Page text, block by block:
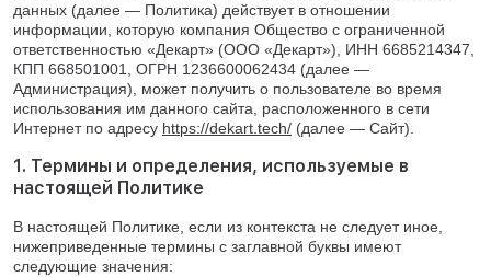
Контакты
Наличие на складе
Получить расчет
Ж/Д опоры контактной сети
Мачты сотовой связи
Опоры ЛЭП
Светофорные опоры
Прожекторные мачты
Кронштейны
Винтовые сваи
Рамные опоры для дорожных знаков
Брянск
Великий Новгород
Владивосток
Волгоград
Воронеж
Екатеринбург
данных (далее — Политика) действует в отношении
информации, которую компания Общество с ограниченной
ответственностью «Декарт» (ООО «Декарт»), ИНН 6685214347,
КПП 668501001, ОГРН 1236600062434 (далее —
Администрация), может получить о пользователе во время
использования им данного сайта, расположенного в сети
Интернет по адресу https://dekart.tech/ (далее — Сайт).
1. Термины и определения, используемые в
настоящей Политике
В настоящей Политике, если из контекста не следует иное,
нижеприведенные термины с заглавной буквы имеют
следующие значения: